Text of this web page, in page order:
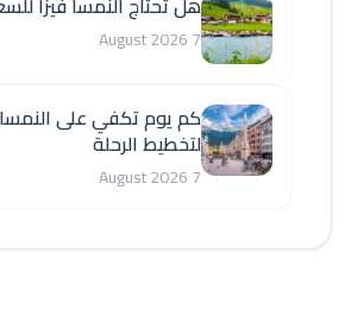
7 August 2026
كم يوم تكفي على
لتخطيط الرحلة
7 August 2026